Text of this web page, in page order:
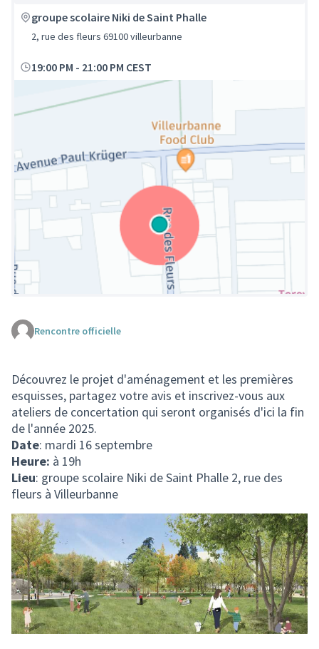
groupe scolaire Niki de Saint Phalle
2, rue des fleurs 69100 villeurbanne
19:00 PM - 21:00 PM CEST
(Lien externe)
Rencontre officielle
Découvrez le projet d'aménagement et les premières
esquisses, partagez votre avis et inscrivez-vous aux
ateliers de concertation qui seront organisés d'ici la fin
de l'année 2025.
Date: mardi 16 septembre
Heure: à 19h
Lieu: groupe scolaire Niki de Saint Phalle 2, rue des
fleurs à Villeurbanne